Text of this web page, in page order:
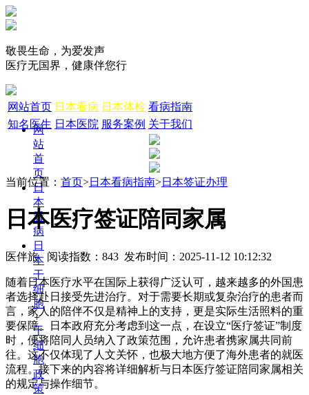
敬畏生命，为爱发声
医疗无国界，健康伴您行
网
站
首
页
日
本
看
病
日
本
干
细
胞
+
干
细
胞
政
策
网站首页 日本看病 日本体检 看病指南
知名医生 日本医院 服务案例 关于我们
当前位置： 首页>日本看病指南>日本签证办理
日本医疗签证陪同家属
医伴旅 阅读指数：843 发布时间：2025-11-12 10:12:32
随着日本医疗水平在国际上获得广泛认可，越来越多的外国患
者选择赴日接受先进治疗。对于需要长期或复杂治疗的患者而
言，家人的陪伴不仅是精神上的支持，更是实际生活照料的重
要保障。日本政府充分考虑到这一点，在设立“医疗签证”制度
时，便将陪同人员纳入了政策范围，允许患者携家属共同前
往。这不仅体现了人文关怀，也极大地方便了海外患者的就医
流程。接下来的内容将详细解析与日本医疗签证陪同家属相关
的规定与操作细节。